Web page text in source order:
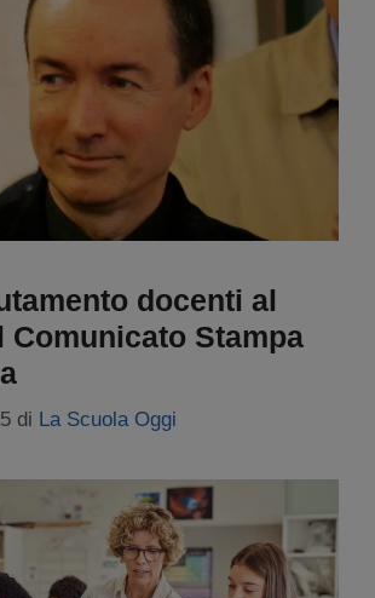
docenti al
Comunicato Stampa
di La Scuola Oggi